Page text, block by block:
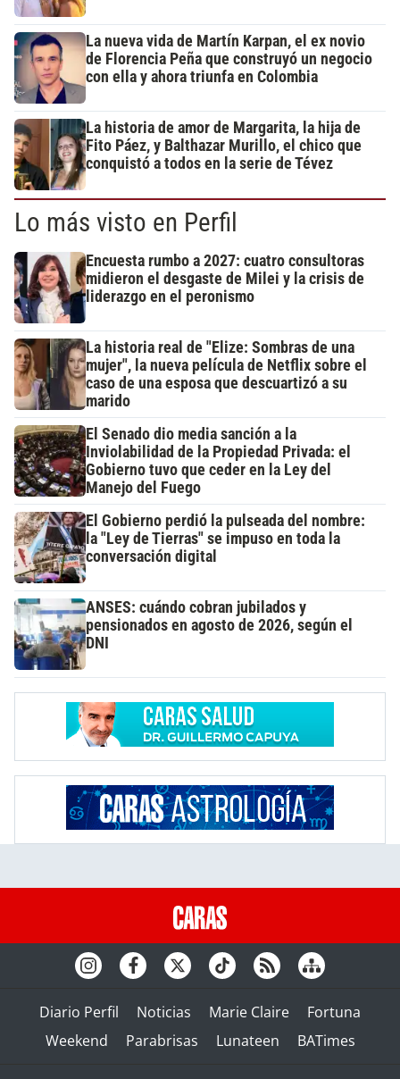
La nueva vida de Martín Karpan, el ex novio
de Florencia Peña que construyó un negocio
con ella y ahora triunfa en Colombia
La historia de amor de Margarita, la hija de
Fito Páez, y Balthazar Murillo, el chico que
conquistó a todos en la serie de Tévez
Lo más visto en Perfil
Encuesta rumbo a 2027: cuatro consultoras
midieron el desgaste de Milei y la crisis de
liderazgo en el peronismo
La historia real de "Elize: Sombras de una
mujer", la nueva película de Netflix sobre el
caso de una esposa que descuartizó a su
marido
El Senado dio media sanción a la
Inviolabilidad de la Propiedad Privada: el
Gobierno tuvo que ceder en la Ley del
Manejo del Fuego
El Gobierno perdió la pulseada del nombre:
la "Ley de Tierras" se impuso en toda la
conversación digital
ANSES: cuándo cobran jubilados y
pensionados en agosto de 2026, según el
DNI
Diario Perfil Noticias Marie Claire
Fortuna
Weekend
Parabrisas Lunateen BATimes